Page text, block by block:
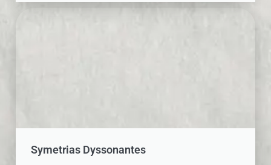
Symetrias Dyssonantes